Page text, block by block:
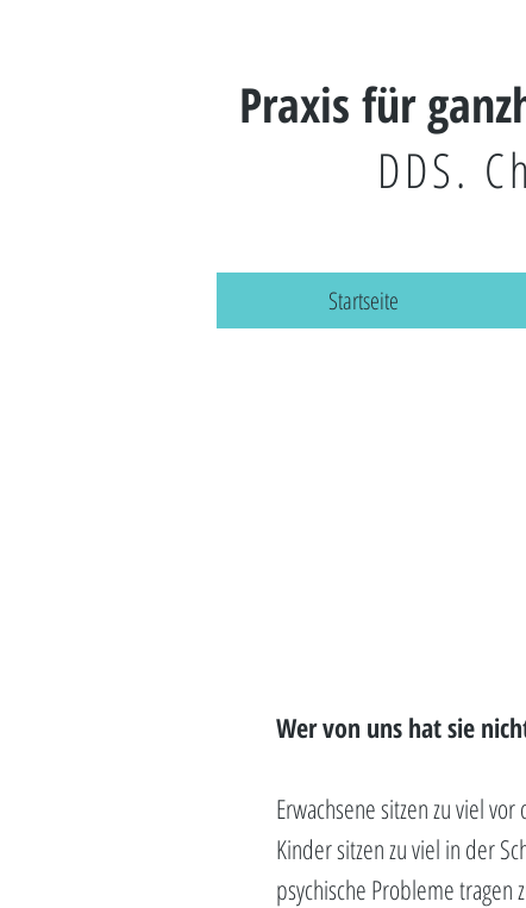
Praxis für
DDS.
Startseite
Wer von uns hat sie
Erwachsene sitzen zu viel
Kinder sitzen zu viel in der
psychische Probleme tragen